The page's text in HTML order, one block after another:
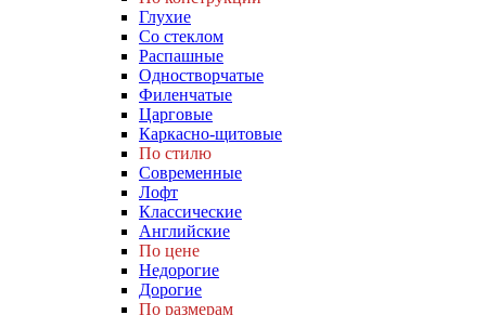
Глухие
Со стеклом
Распашные
Одностворчатые
Филенчатые
Царговые
Каркасно-щитовые
По стилю
Современные
Лофт
Классические
Английские
По цене
Недорогие
Дорогие
По размерам